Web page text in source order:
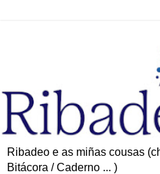
Ribadeo e as miñas cousas
Bitácora / Caderno ... )